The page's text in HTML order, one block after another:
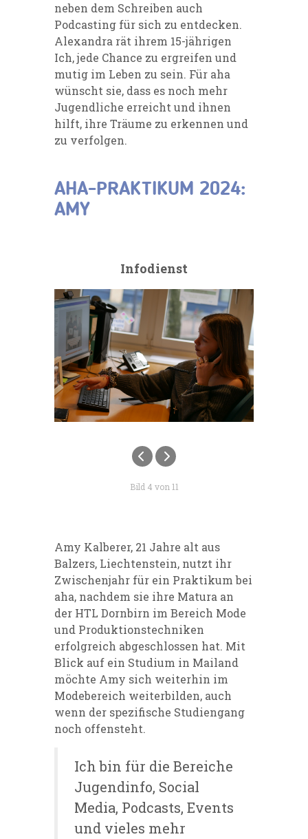
neben dem Schreiben auch
Podcasting für sich zu entdecken.
Alexandra rät ihrem 15-jährigen
Ich, jede Chance zu ergreifen und
mutig im Leben zu sein. Für aha
wünscht sie, dass es noch mehr
Jugendliche erreicht und ihnen
hilft, ihre Träume zu erkennen und
zu verfolgen.
AHA-PRAKTIKUM 2024:
AMY
Infodienst
Bild 4 von 11
Amy Kalberer, 21 Jahre alt aus
Balzers, Liechtenstein, nutzt ihr
Zwischenjahr für ein Praktikum bei
aha, nachdem sie ihre Matura an
der HTL Dornbirn im Bereich Mode
und Produktionstechniken
erfolgreich abgeschlossen hat. Mit
Blick auf ein Studium in Mailand
möchte Amy sich weiterhin im
Modebereich weiterbilden, auch
wenn der spezifische Studiengang
noch offensteht.
Ich bin für die Bereiche
Jugendinfo, Social
Media, Podcasts, Events
und vieles mehr